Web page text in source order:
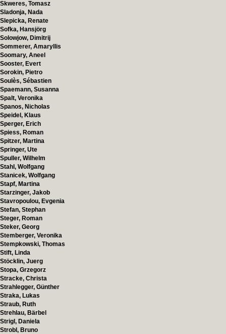
Skweres, Tomasz
Sladonja, Nada
Slepicka, Renate
Sofka, Hansjörg
Solowjow, Dimitrij
Sommerer, Amaryllis
Soomary, Aneel
Sooster, Evert
Sorokin, Pietro
Soulès, Sébastien
Spaemann, Susanna
Spalt, Veronika
Spanos, Nicholas
Speidel, Klaus
Sperger, Erich
Spiess, Roman
Spitzer, Martina
Springer, Ute
Spuller, Wilhelm
Stahl, Wolfgang
Stanicek, Wolfgang
Stapf, Martina
Starzinger, Jakob
Stavropoulou, Evgenia
Stefan, Stephan
Steger, Roman
Steker, Georg
Stemberger, Veronika
Stempkowski, Thomas
Stift, Linda
Stöcklin, Juerg
Stopa, Grzegorz
Stracke, Christa
Strahlegger, Günther
Straka, Lukas
Straub, Ruth
Strehlau, Bärbel
Strigl, Daniela
Strobl, Bruno